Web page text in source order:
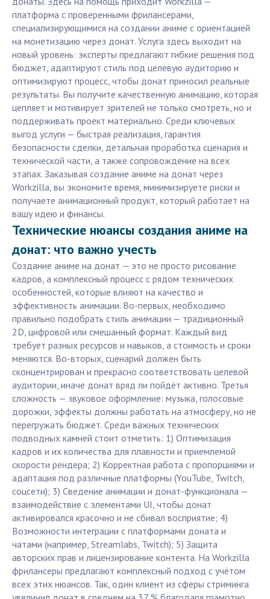
платформа с проверенными фрилансерами,
специализирующимися на создании аниме с ориентацией
на монетизацию через донат. Услуга здесь выходит на
новый уровень: эксперты предлагают гибкие решения под
бюджет, адаптируют стиль под целевую аудиторию и
оптимизируют процесс, чтобы донат приносил реальные
результаты. Вы получите качественную анимацию, которая
цепляет и мотивирует зрителей не только смотреть, но и
поддерживать проект материально. Среди ключевых
выгод услуги — быстрая реализация, гарантия
безопасности сделки, детальная проработка сценария и
технической части, а также сопровождение на всех
этапах. Заказывая создание аниме на донат через
Workzilla, вы экономите время, минимизируете риски и
получаете анимационный продукт, который работает на
вашу идею и финансы.
Технические нюансы создания аниме на
донат: что важно учесть
Создание аниме на донат — это не просто рисование
кадров, а комплексный процесс с рядом технических
особенностей, которые влияют на качество и
эффективность анимации. Во-первых, необходимо
правильно подобрать стиль анимации — традиционный
2D, цифровой или смешанный формат. Каждый вид
требует разных ресурсов и навыков, а стоимость и сроки
меняются. Во-вторых, сценарий должен быть
сконцентрирован и прекрасно соответствовать целевой
аудитории, иначе донат вряд ли пойдёт активно. Третья
сложность — звуковое оформление: музыка, голосовые
дорожки, эффекты должны работать на атмосферу, но не
перегружать бюджет. Среди важных технических
подводных камней стоит отметить: 1) Оптимизация
кадров и их количества для плавности и приемлемой
скорости рендера; 2) Корректная работа с пропорциями и
адаптация под различные платформы (YouTube, Twitch,
соцсети); 3) Сведение анимации и донат-функционала —
взаимодействие с элементами UI, чтобы донат
активировался красочно и не сбивал восприятие; 4)
Возможности интеграции с платформами доната и
чатами (например, Streamlabs, Twitch); 5) Защита
авторских прав и лицензирование контента. На Workzilla
фрилансеры предлагают комплексный подход с учётом
всех этих нюансов. Так, один клиент из сферы стриминга